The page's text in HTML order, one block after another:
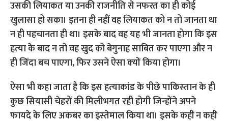
उसकी लियाकत या उनकी राजनीति से नफरत का ही कोई
खुलासा हो सका। इतना ही नहीं वह लियाकत को न तो जानता था
न ही पहचानता ही था। इसके बाद वह यह भी जानता होगा कि इस
हत्‍या के बाद न तो वह खुद को बेगुनाह साबित कर पाएगा और न
ही जिंदा बच पाएगा, फिर उसने ऐसा क्‍यों किया होगा।
ऐसा भी कहा जाता है कि इस हत्‍याकांड के पीछे पाकिस्‍तान के ही
कुछ सियासी चेहरों की मिलीभगत रही होगी जिन्‍होंने अपने
फायदे के लिए अकबर का इस्‍तेमाल किया था। इसके कहीं न कहीं